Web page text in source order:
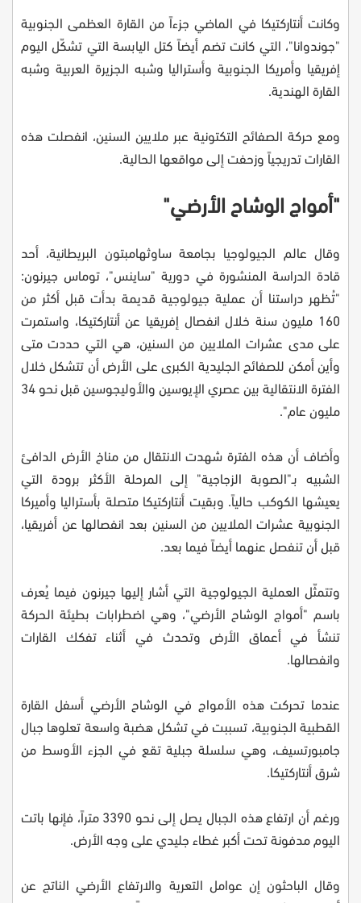
وكانت أنتاركتيكا في الماضي جزءاً من القارة العظمى الجنوبية
"جوندوانا"، التي كانت تضم أيضاً كتل اليابسة التي تشكّل اليوم
إفريقيا وأمريكا الجنوبية وأستراليا وشبه الجزيرة العربية وشبه
القارة الهندية.
ومع حركة الصفائح التكتونية عبر ملايين السنين، انفصلت هذه
القارات تدريجياً وزحفت إلى مواقعها الحالية.
"أمواج الوشاح الأرضي"
وقال عالم الجيولوجيا بجامعة ساوثهامبتون البريطانية، أحد
قادة الدراسة المنشورة في دورية "ساينس"، توماس جيرنون:
"تُظهر دراستنا أن عملية جيولوجية قديمة بدأت قبل أكثر من
160 مليون سنة خلال انفصال إفريقيا عن أنتاركتيكا، واستمرت
على مدى عشرات الملايين من السنين، هي التي حددت متى
وأين أمكن للصفائح الجليدية الكبرى على الأرض أن تتشكل خلال
الفترة الانتقالية بين عصري الإيوسين والأوليجوسين قبل نحو 34
مليون عام".
وأضاف أن هذه الفترة شهدت الانتقال من مناخ الأرض الدافئ
الشبيه بـ"الصوبة الزجاجية" إلى المرحلة الأكثر برودة التي
يعيشها الكوكب حالياً. وبقيت أنتاركتيكا متصلة بأستراليا وأميركا
الجنوبية عشرات الملايين من السنين بعد انفصالها عن أفريقيا،
قبل أن تنفصل عنهما أيضاً فيما بعد.
وتتمثّل العملية الجيولوجية التي أشار إليها جيرنون فيما يُعرف
باسم "أمواج الوشاح الأرضي"، وهي اضطرابات بطيئة الحركة
تنشأ في أعماق الأرض وتحدث في أثناء تفكك القارات
وانفصالها.
عندما تحركت هذه الأمواج في الوشاح الأرضي أسفل القارة
القطبية الجنوبية، تسببت في تشكل هضبة واسعة تعلوها جبال
جامبورتسيف، وهي سلسلة جبلية تقع في الجزء الأوسط من
شرق أنتاركتيكا.
ورغم أن ارتفاع هذه الجبال يصل إلى نحو 3390 متراً، فإنها باتت
اليوم مدفونة تحت أكبر غطاء جليدي على وجه الأرض.
وقال الباحثون إن عوامل التعرية والارتفاع الأرضي الناتج عن